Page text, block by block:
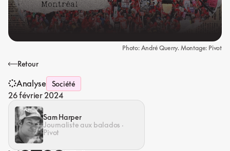
Photo: André Querry. Montage: Pivot
Retour
Analyse Société
26 février 2024
Sam Harper
Journaliste aux balados ·
Pivot